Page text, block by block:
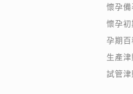
懷孕備
懷孕初
孕期百
生產津
試管津